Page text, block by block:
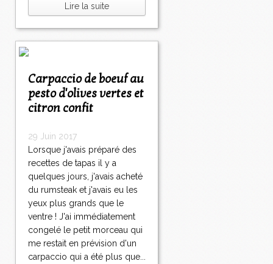
Lire la suite
Carpaccio de boeuf au
pesto d'olives vertes et
citron confit
29 Juin 2017
Lorsque j'avais préparé des
recettes de tapas il y a
quelques jours, j'avais acheté
du rumsteak et j'avais eu les
yeux plus grands que le
ventre ! J'ai immédiatement
congelé le petit morceau qui
me restait en prévision d'un
carpaccio qui a été plus que...